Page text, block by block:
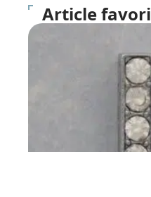
Article favori